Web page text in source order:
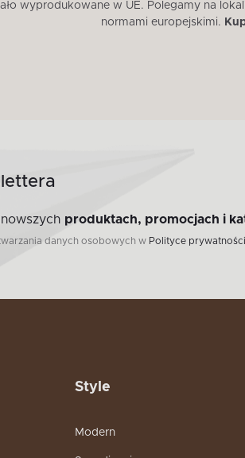
wyprodukowane w UE. Polegamy na
normami europejskimi.
produktach, promocjach i
danych osobowych w Polityce
Style
Modern